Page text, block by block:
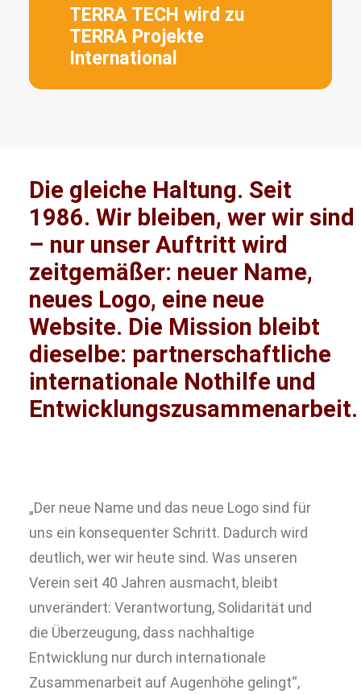
TERRA TECH wird zu
TERRA Projekte
International
Die gleiche Haltung. Seit
1986. Wir bleiben, wer wir sind
– nur unser Auftritt wird
zeitgemäßer: neuer Name,
neues Logo, eine neue
Website. Die Mission bleibt
dieselbe: partnerschaftliche
internationale Nothilfe und
Entwicklungszusammenarbeit.
„Der neue Name und das neue Logo sind für
uns ein konsequenter Schritt. Dadurch wird
deutlich, wer wir heute sind. Was unseren
Verein seit 40 Jahren ausmacht, bleibt
unverändert: Verantwortung, Solidarität und
die Überzeugung, dass nachhaltige
Entwicklung nur durch internationale
Zusammenarbeit auf Augenhöhe gelingt“,